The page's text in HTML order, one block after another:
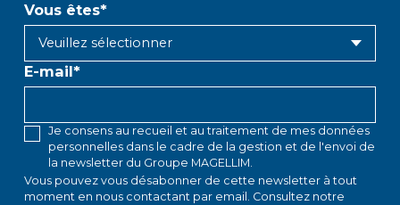
Vous êtes*
E-mail*
Je consens au recueil et au traitement de mes données
personnelles dans le cadre de la gestion et de l'envoi de
la newsletter du Groupe MAGELLIM.
Vous pouvez vous désabonner de cette newsletter à tout
moment en nous contactant par email . Consultez notre